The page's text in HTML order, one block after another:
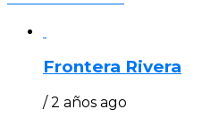
Frontera Rivera
/ 2 años ago